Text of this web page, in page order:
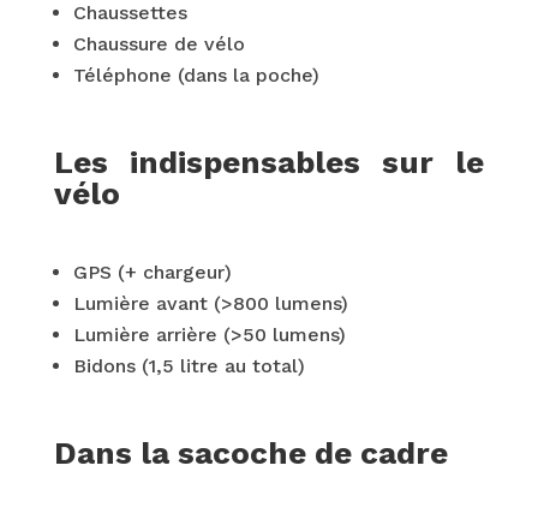
Chaussettes
Chaussure de vélo
Téléphone (dans la poche)
Les indispensables sur le
vélo
GPS (+ chargeur)
Lumière avant (>800 lumens)
Lumière arrière (>50 lumens)
Bidons (1,5 litre au total)
Dans la sacoche de cadre